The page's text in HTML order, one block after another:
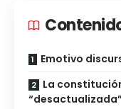
Emotivo
La
“desactualizada”